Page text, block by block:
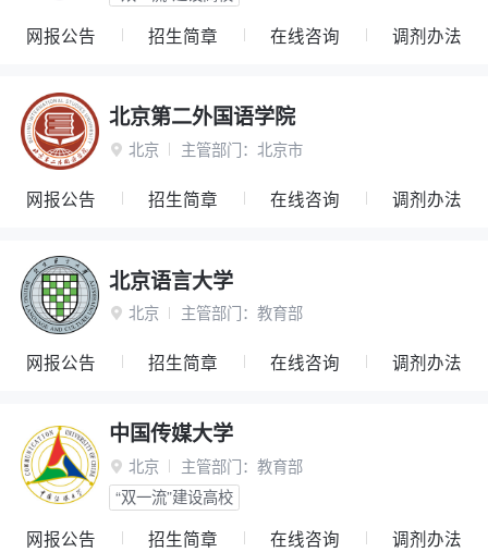
网报公告 招生简章 在线咨询 调剂办法
北京第二外国语学院
 北京 主管部门： 北京市
网报公告 招生简章 在线咨询 调剂办法
北京语言大学
 北京 主管部门： 教育部
网报公告 招生简章 在线咨询 调剂办法
中国传媒大学
 北京 主管部门： 教育部
“双一流”建设高校
网报公告 招生简章 在线咨询 调剂办法